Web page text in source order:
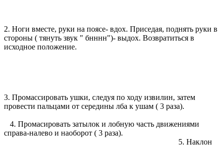
2. Ноги вместе, руки на поясе- вдох. Приседая, поднять руки в
стороны ( тянуть звук " бнннн")- выдох. Возвратиться в
исходное положение.
3. Промассировать ушки, следуя по ходу извилин, затем
провести пальцами от середины лба к ушам ( 3 раза).
4. Промасировать затылок и лобную часть движениями
справа-налево и наоборот ( 3 раза).
5. Наклон